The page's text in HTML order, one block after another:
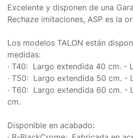
Excelente y disponen de una
Rechaze imitaciones, ASP es la
Los modelos TALON están
medidas:
· T40: Largo extendida 40 cm. -
· T50: Largo extendida 50 cm. -
· T60: Largo extendida 60 cm. -
cm.
Disponible en acabado: